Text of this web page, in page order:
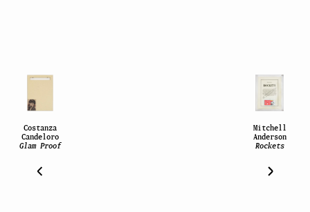
Costanza
Candeloro
Glam Proof
Mitchell
Anderson
Rockets